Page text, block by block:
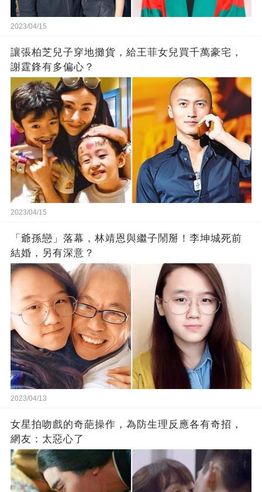
2023/04/15
讓張柏芝兒子穿地攤貨，給王菲女兒買千萬豪宅，
謝霆鋒有多偏心？
2023/04/15
「爺孫戀」落幕，林靖恩與繼子鬧掰！李坤城死前
結婚，另有深意？
2023/04/13
女星拍吻戲的奇葩操作，為防生理反應各有奇招，
網友：太惡心了